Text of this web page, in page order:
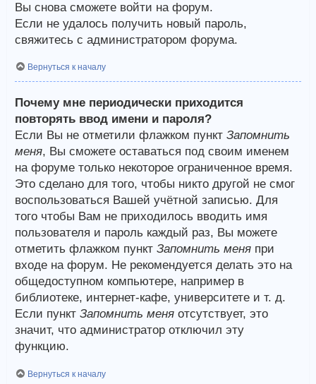
Вы снова сможете войти на форум.
Если не удалось получить новый пароль,
свяжитесь с администратором форума.
Вернуться к началу
Почему мне периодически приходится
повторять ввод имени и пароля?
Если Вы не отметили флажком пункт Запомнить
меня, Вы сможете оставаться под своим именем
на форуме только некоторое ограниченное время.
Это сделано для того, чтобы никто другой не смог
воспользоваться Вашей учётной записью. Для
того чтобы Вам не приходилось вводить имя
пользователя и пароль каждый раз, Вы можете
отметить флажком пункт Запомнить меня при
входе на форум. Не рекомендуется делать это на
общедоступном компьютере, например в
библиотеке, интернет-кафе, университете и т. д.
Если пункт Запомнить меня отсутствует, это
значит, что администратор отключил эту
функцию.
Вернуться к началу